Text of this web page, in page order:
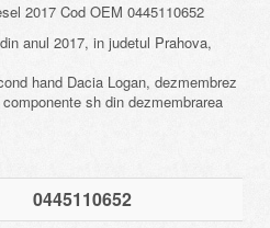
2017 Cod OEM 0445110652
anul 2017, in judetul Prahova,
hand Dacia Logan, dezmembrez
sh din dezmembrarea
0445110652